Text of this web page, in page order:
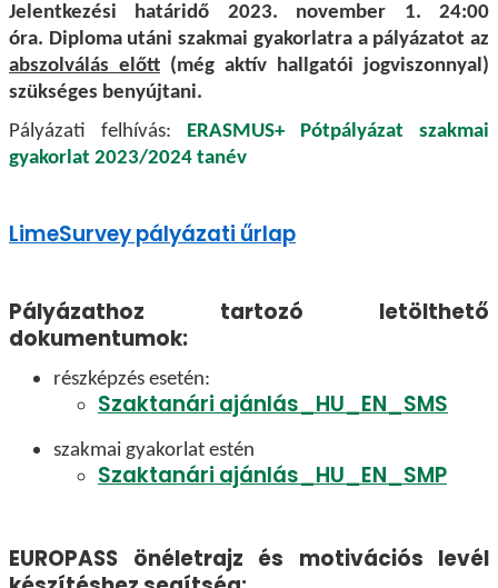
Jelentkezési határidő 2023. november 1. 24:00
óra. Diploma utáni szakmai gyakorlatra a pályázatot az
abszolválás előtt (még aktív hallgatói jogviszonnyal)
szükséges benyújtani.
Pályázati felhívás:
ERASMUS+ Pótpályázat szakmai
gyakorlat 2023/2024 tanév
LimeSurvey pályázati űrlap
Pályázathoz tartozó letölthető
dokumentumok:
részképzés esetén:
Szaktanári ajánlás_HU_EN_SMS
szakmai gyakorlat estén
Szaktanári ajánlás_HU_EN_SMP
EUROPASS önéletrajz és motivációs levél